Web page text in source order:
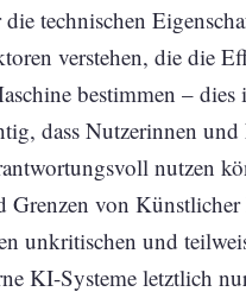
technischen
verstehen, die die
bestimmen –
dass Nutzerinnen
nutzen
von
unkritischen und
KI-Systeme letztlich